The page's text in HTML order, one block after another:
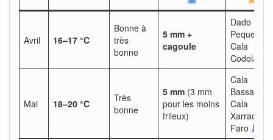
Avril 16–17 °C
Bonne à
très
bonne
5 mm +
cagoule
Dado
Pequeño,
Cala
Codolar
Mai 18–20 °C
Très
bonne
5 mm (3 mm
pour les moins
frileux)
Cala
Bassa,
Cala
Xarraca, El
Faro